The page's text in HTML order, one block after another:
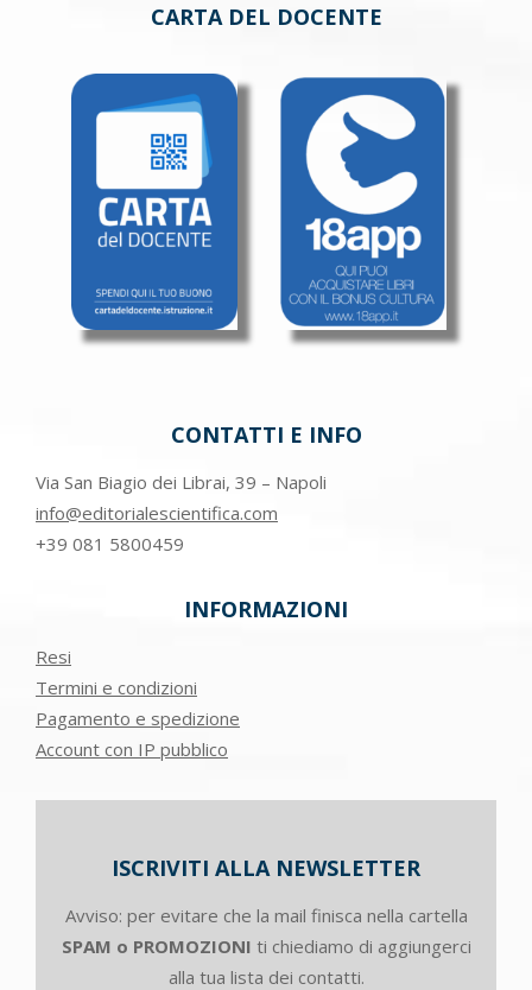
CARTA DEL DOCENTE
CONTATTI E INFO
Via San Biagio dei Librai, 39 – Napoli
info@editorialescientifica.com
+39 081 5800459
INFORMAZIONI
Resi
Termini e condizioni
Pagamento e spedizione
Account con IP pubblico
ISCRIVITI ALLA NEWSLETTER
Avviso: per evitare che la mail finisca nella cartella
SPAM o PROMOZIONI ti chiediamo di aggiungerci
alla tua lista dei contatti.